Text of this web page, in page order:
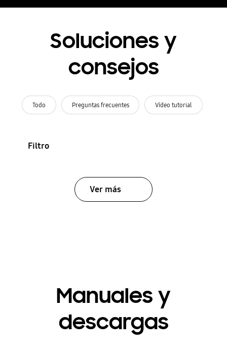
Soluciones y
consejos
Todo Preguntas frecuentes Vídeo tutorial
Filtro
Ver más
Manuales y
descargas